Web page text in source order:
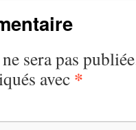
sera pas
avec *